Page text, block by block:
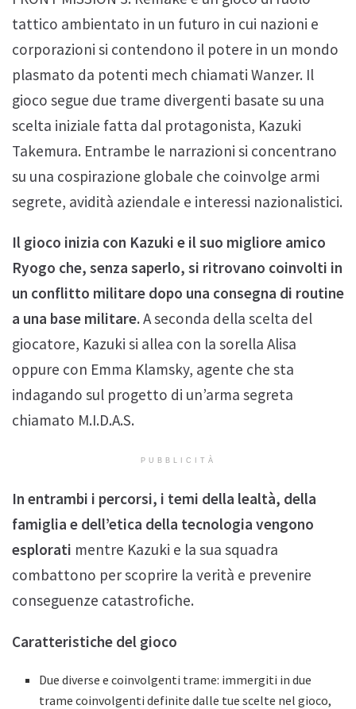
tattico ambientato in un futuro in cui nazioni e
corporazioni si contendono il potere in un mondo
plasmato da potenti mech chiamati Wanzer. Il
gioco segue due trame divergenti basate su una
scelta iniziale fatta dal protagonista, Kazuki
Takemura. Entrambe le narrazioni si concentrano
su una cospirazione globale che coinvolge armi
segrete, avidità aziendale e interessi nazionalistici.
Il gioco inizia con Kazuki e il suo migliore amico
Ryogo che, senza saperlo, si ritrovano coinvolti in
un conflitto militare dopo una consegna di routine
a una base militare.A seconda della scelta del
giocatore, Kazuki si allea con la sorella Alisa
oppure con Emma Klamsky, agente che sta
indagando sul progetto di un’arma segreta
chiamato M.I.D.A.S.
PUBBLICITÀ
In entrambi i percorsi, i temi della lealtà, della
famiglia e dell’etica della tecnologia vengono
esplorati mentre Kazuki e la sua squadra
combattono per scoprire la verità e prevenire
conseguenze catastrofiche.
Caratteristiche del gioco
Due diverse e coinvolgenti trame: immergiti in due
trame coinvolgenti definite dalle tue scelte nel gioco,